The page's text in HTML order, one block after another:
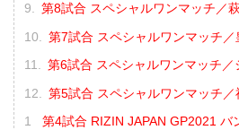
第8試合 スペシャルワンマッチ／
第7試合 スペシャルワンマッチ／
第6試合 スペシャルワンマッチ
第5試合 スペシャルワンマッチ
第4試合 RIZIN JAPAN GP2021 バ